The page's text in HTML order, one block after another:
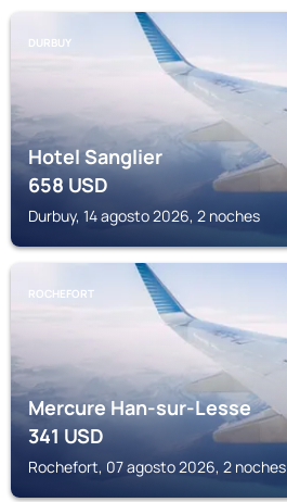
DURBUY
Hotel Sanglier
658USD
Durbuy, 14 agosto 2026, 2 noches
ROCHEFORT
Mercure Han-sur-Lesse
341USD
Rochefort, 07 agosto 2026, 2 noches